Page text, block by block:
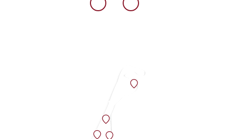
Zeiten erzählen. Die meisten Häuser, die du
im gesamten Dorf entdecken kannst,
Walfang noch die Haupterwerbsquelle der